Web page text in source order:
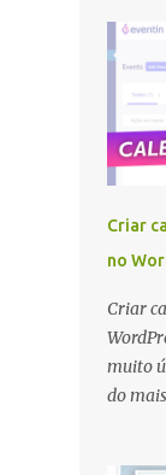
Criar
no
Criar
muito
do